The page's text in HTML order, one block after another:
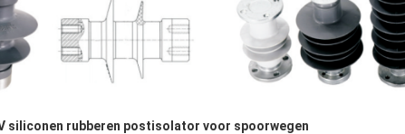
siliconen rubberen postisolator voor spoorwegen